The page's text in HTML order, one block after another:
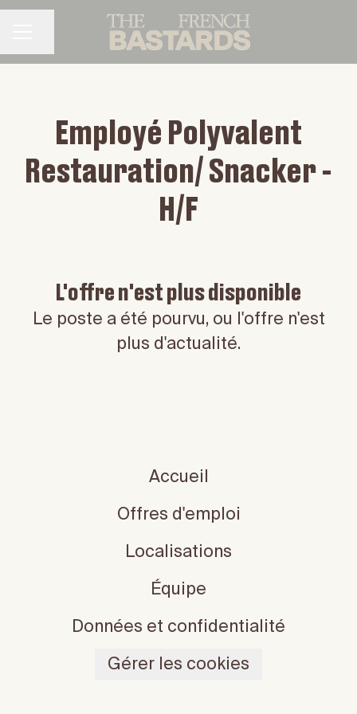
Partager la page
Employé Polyvalent
Restauration/ Snacker -
H/F
L'offre n'est plus disponible
Le poste a été pourvu, ou l'offre n'est
plus d'actualité.
Accueil
Offres d'emploi
Localisations
Équipe
Données et confidentialité
Gérer les cookies